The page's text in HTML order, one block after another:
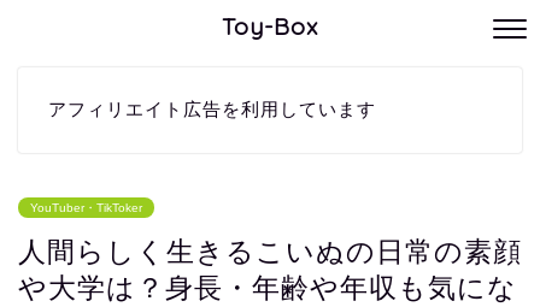
Toy-Box
アフィリエイト広告を利用しています
YouTuber・TikToker
人間らしく生きるこいぬの日常の素顔
や大学は？身長・年齢や年収も気にな